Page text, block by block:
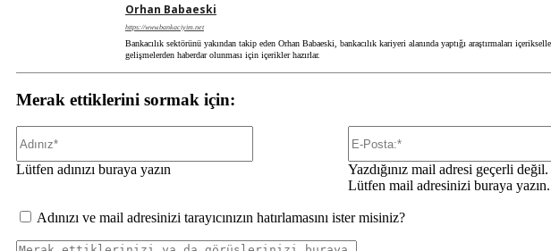
Orhan Babaeski
https://www.bankaciyim.net
Bankacılık sektörünü yakından takip eden Orhan Babaeski, bankacılık kariyeri alanında yaptığı araştırmaları
gelişmelerden haberdar olunması için içerikler hazırlar.
Merak ettiklerini sormak için:
Lütfen adınızı buraya yazın
Yazdığınız mail adresi geçerli değil.
Lütfen mail adresinizi buraya yazın.
Adınızı ve mail adresinizi tarayıcınızın hatırlamasını ister misiniz?